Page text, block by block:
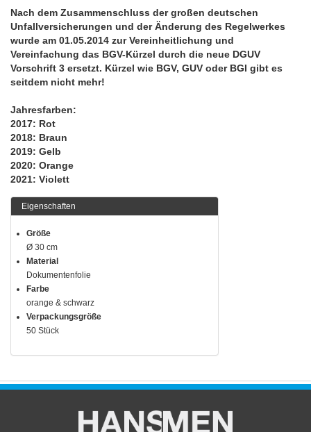
Nach dem Zusammenschluss der großen deutschen
Unfallversicherungen und der Änderung des Regelwerkes
wurde am 01.05.2014 zur Vereinheitlichung und
Vereinfachung das BGV-Kürzel durch die neue DGUV
Vorschrift 3 ersetzt. Kürzel wie BGV, GUV oder BGI gibt es
seitdem nicht mehr!
Jahresfarben:
2017: Rot
2018: Braun
2019: Gelb
2020: Orange
2021: Violett
Eigenschaften
Größe
Ø 30 cm
Material
Dokumentenfolie
Farbe
orange & schwarz
Verpackungsgröße
50 Stück